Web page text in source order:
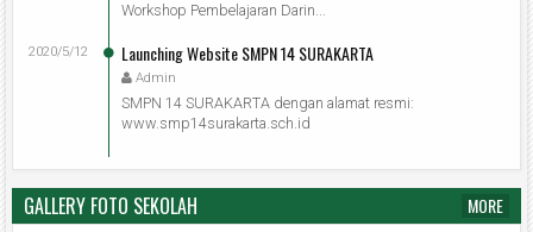
Workshop Pembelajaran Darin...
Launching Website SMPN 14 SURAKARTA
Admin
2020/5/12
SMPN 14 SURAKARTA dengan alamat resmi:
www.smp14surakarta.sch.id
GALLERY FOTO SEKOLAH MORE